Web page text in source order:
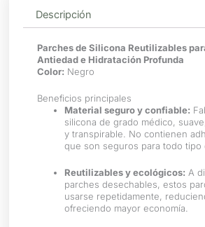
Descripción
Parches de Silicona Reutilizables
Antiedad e Hidratación Profunda
Color: Negro
Beneficios principales
Material seguro y confiable:
silicona de grado médico,
y transpirable. No contienen
que son seguros para todo tipo
Reutilizables y ecológicos: A
parches desechables, estos
usarse repetidamente,
ofreciendo mayor economía.